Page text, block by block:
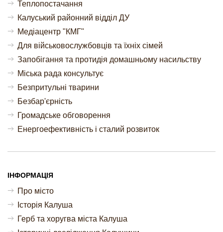
Теплопостачання
Калуський районний відділ ДУ
Медіацентр "КМГ"
Для військовослужбовців та їхніх сімей
Запобігання та протидія домашньому насильству
Міська рада консультує
Безпритульні тварини
Безбар'єрність
Громадське обговорення
Енергоефективність і сталий розвиток
ІНФОРМАЦІЯ
Про місто
Історія Калуша
Герб та хоругва міста Калуша